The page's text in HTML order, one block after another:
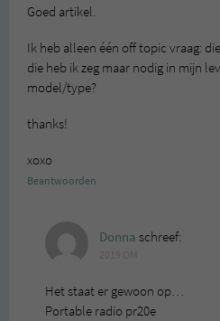
Goed artikel.
Ik heb alleen één off topic vraag:
die heb ik zeg maar nodig in mijn
model/type?
thanks!
xoxo
Beantwoorden
Donna schreef:
Het staat er gewoon op…
Portable radio pr20e